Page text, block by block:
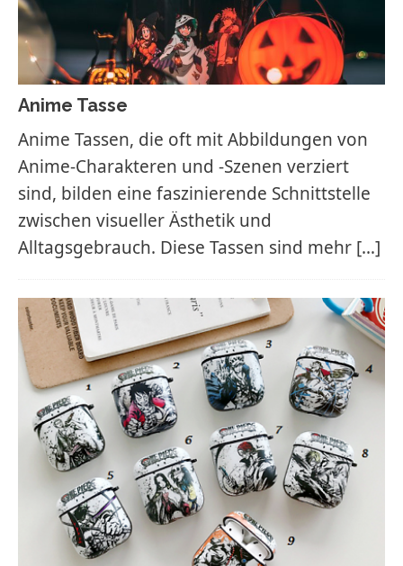
Anime Tasse
Anime Tassen, die oft mit Abbildungen von
Anime-Charakteren und -Szenen verziert
sind, bilden eine faszinierende Schnittstelle
zwischen visueller Ästhetik und
Alltagsgebrauch. Diese Tassen sind mehr […]